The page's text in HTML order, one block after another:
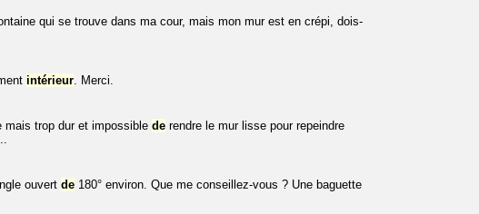
qui se trouve dans ma cour, mais mon mur est en crépi, dois-
intérieur. Merci.
mais trop dur et impossible de rendre le mur lisse pour repeindre
ouvert de 180° environ. Que me conseillez-vous ? Une baguette